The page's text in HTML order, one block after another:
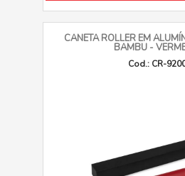
CANETA ROLLER EM
BAMBU -
Cod.: CR-